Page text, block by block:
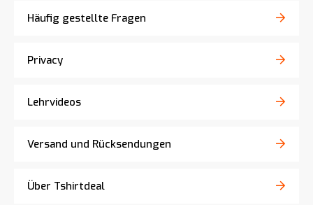
Häufig gestellte Fragen
Privacy
Lehrvideos
Versand und Rücksendungen
Über Tshirtdeal